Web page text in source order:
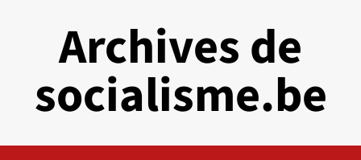
Archives de
socialisme.be